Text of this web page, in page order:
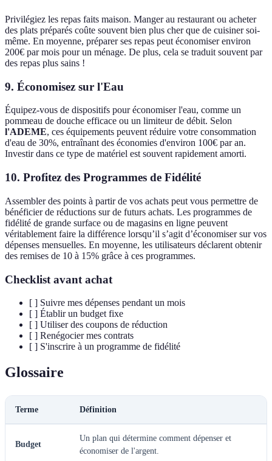
Privilégiez les repas faits maison. Manger au restaurant ou acheter
des plats préparés coûte souvent bien plus cher que de cuisiner soi-
même. En moyenne, préparer ses repas peut économiser environ
200€ par mois pour un ménage. De plus, cela se traduit souvent par
des repas plus sains !
9. Économisez sur l'Eau
Équipez-vous de dispositifs pour économiser l'eau, comme un
pommeau de douche efficace ou un limiteur de débit. Selon
l'ADEME, ces équipements peuvent réduire votre consommation
d'eau de 30%, entraînant des économies d'environ 100€ par an.
Investir dans ce type de matériel est souvent rapidement amorti.
10. Profitez des Programmes de Fidélité
Assembler des points à partir de vos achats peut vous permettre de
bénéficier de réductions sur de futurs achats. Les programmes de
fidélité de grande surface ou de magasins en ligne peuvent
véritablement faire la différence lorsqu’il s’agit d’économiser sur vos
dépenses mensuelles. En moyenne, les utilisateurs déclarent obtenir
des remises de 10 à 15% grâce à ces programmes.
Checklist avant achat
[ ] Suivre mes dépenses pendant un mois
[ ] Établir un budget fixe
[ ] Utiliser des coupons de réduction
[ ] Renégocier mes contrats
[ ] S'inscrire à un programme de fidélité
Glossaire
Terme Définition
Budget
Un plan qui détermine comment dépenser et
économiser de l'argent.